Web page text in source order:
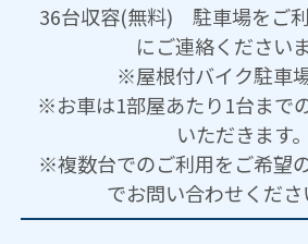
36台収容(無料) 駐車場をご
にご連絡くださいま
※屋根付バイク駐車場
※お車は1部屋あたり1台まで
いただきます。
※複数台でのご利用をご希望
でお問い合わせくださ